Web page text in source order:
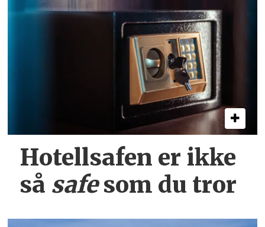
Hotellsafen er ikke
så safesom du tror